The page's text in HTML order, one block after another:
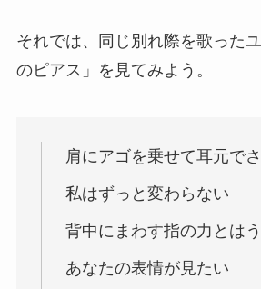
それでは、同じ別れ際を歌った
のピアス」を見てみよう。
肩にアゴを乗せて耳元で
私はずっと変わらない
背中にまわす指の力とは
あなたの表情が見たい